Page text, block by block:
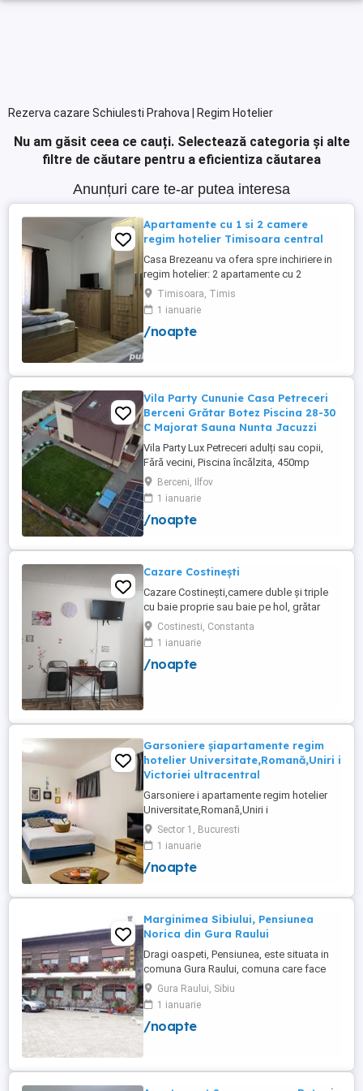
Rezerva cazare Schiulesti Prahova | Regim Hotelier
Nu am găsit ceea ce cauți. Selectează categoria și alte
filtre de căutare pentru a eficientiza căutarea
Anunțuri care te-ar putea interesa
Apartamente cu 1 si 2 camere
regim hotelier Timisoara central
Casa Brezeanu va ofera spre inchiriere in
regim hotelier: 2 apartamente cu 2
dormitoare, baie si bucatarie proprie. (4
locuri cazare in fiecare apartament) 1
apartament cu 1 dormitor, baie si
bucatarie proprie. (3 locuri cazare) Fiecare
Timisoara, Timis
1 ianuarie
/noapte
Vila Party Cununie Casa Petreceri
Berceni Grătar Botez Piscina 28-30
C Majorat Sauna Nunta Jacuzzi
Vila Party Lux Petreceri adulți sau copii,
Fără vecini, Piscina încălzita, 450mp
S+P+2E lângă București ( Berceni- Ilfov) ,
asfalt, Uber Bolt ,pentru cazare regim
hotelier, petreceri copii, pool party 30 ,
onomastici , nunti , botezuri, team building
party, ...
Berceni, Ilfov
1 ianuarie
/noapte
Cazare Costinești
Cazare Costinești,camere duble și triple
cu baie proprie sau baie pe hol, grătar
frigider curte,parcare proprie , prețuri
începând de la 150 lei pe noapte,telefon
Costinesti, Constanta
1 ianuarie
/noapte
Garsoniere șiapartamente regim
hotelier Universitate,Romană,Uniri i
Victoriei ultracentral
Garsoniere i apartamente regim hotelier
Universitate,Romană,Uniri i
Victoriei,renovate recent i utilate complet.
Preț: De la 120-200 lei pentru 3 ore Preț
garsoniere 120-200 lei pentru noapte Preț
apartamente 200-300 lei pentru noapte
Sector 1, Bucuresti
1 ianuarie
/noapte
Marginimea Sibiului, Pensiunea
Norica din Gura Raului
Dragi oaspeti, Pensiunea, este situata in
comuna Gura Raului, comuna care face
parte din salba celor mai vechi, frumoase
si instarite asezari ce alcatuiesc
Marginimea Sibiului, la 18 km de Sibiu in
directia Sebes (Cristian, Orlat, Gura
Gura Raului, Sibiu
1 ianuarie
/noapte